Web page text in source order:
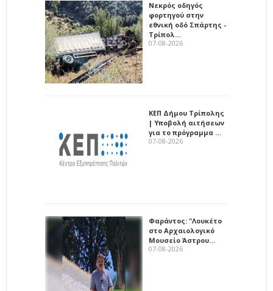
Νεκρός οδηγός
φορτηγού στην
εθνική οδό Σπάρτης -
Τρίπολ…
07-08-2026
ΚΕΠ Δήμου Τρίπολης
| Υποβολή αιτήσεων
για το πρόγραμμα …
07-08-2026
Φαράντος: "Λουκέτο
στο Αρχαιολογικό
Μουσείο Άστρου…
07-08-2026